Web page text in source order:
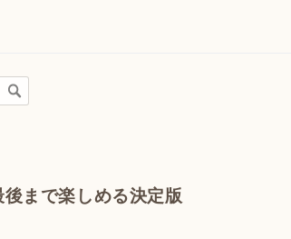
後まで楽しめる決定版